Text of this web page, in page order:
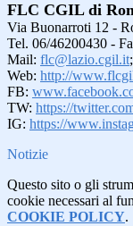
FLC CGIL di
Via Buonarroti 12 -
Tel. 06/46200430 -
Mail: flc@lazio.cgil.it;
Web: http://
FB:
TW: https://
IG: https://
Notizie
Questo sito o gli
cookie necessari al
COOKIE POLICY.